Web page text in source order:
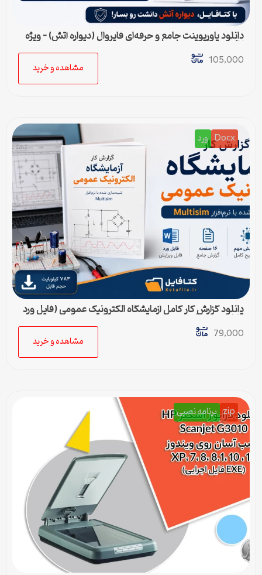
دانلود پاورپوینت جامع و حرفه‌ای فایروال (دیواره آتش) – ویژه
ارائه و پروژه
105,000
مشاهده و خرید
Docx ورد
دانلود گزارش کار کامل آزمایشگاه الکترونیک عمومی (فایل ورد
قابل ویرایش)
79,000
مشاهده و خرید
zip برنامه نصبی